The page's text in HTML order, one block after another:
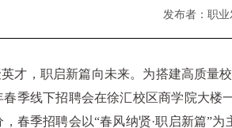
发布者：职
，职启新篇向未来。为搭建高质量校
春季线下招聘会在徐汇校区商学院大楼
，春季招聘会以“春风纳贤·职启新篇”